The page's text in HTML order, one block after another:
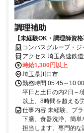
調理補助
【未経験OK・調理師資
定ワーク！
コンパスグループ・
アクセス 埼玉高速鉄
鳩ヶ谷3番口徒歩約24
時給1,300円以上
埼玉県川口市
勤務時間 05:45～
平日と土日の内2日～/
以上、8時間を超える
仕事内容 未経験、ブ
下膳、食器洗浄、簡
担当します。専門的